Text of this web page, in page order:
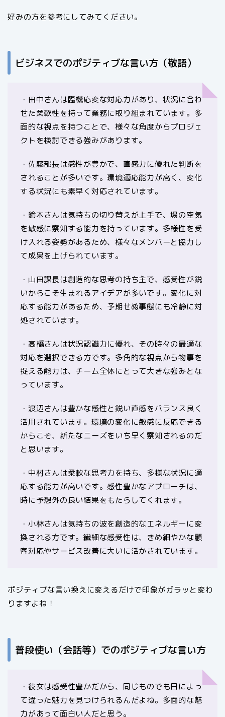
好みの方を参考にしてみてください。
ビジネスでのポジティブな言い方（敬語）
・田中さんは臨機応変な対応力があり、状況に合わ
せた柔軟性を持って業務に取り組まれています。多
面的な視点を持つことで、様々な角度からプロジェ
クトを検討できる強みがあります。
・佐藤部長は感性が豊かで、直感力に優れた判断を
されることが多いです。環境適応能力が高く、変化
する状況にも素早く対応されています。
・鈴木さんは気持ちの切り替えが上手で、場の空気
を敏感に察知する能力を持っています。多様性を受
け入れる姿勢があるため、様々なメンバーと協力し
て成果を上げられています。
・山田課長は創造的な思考の持ち主で、感受性が鋭
いからこそ生まれるアイデアが多いです。変化に対
応する能力があるため、予期せぬ事態にも冷静に対
処されています。
・高橋さんは状況認識力に優れ、その時々の最適な
対応を選択できる方です。多角的な視点から物事を
捉える能力は、チーム全体にとって大きな強みとな
っています。
・渡辺さんは豊かな感性と鋭い直感をバランス良く
活用されています。環境の変化に敏感に反応できる
からこそ、新たなニーズをいち早く察知されるのだ
と思います。
・中村さんは柔軟な思考力を持ち、多様な状況に適
応する能力が高いです。感性豊かなアプローチは、
時に予想外の良い結果をもたらしてくれます。
・小林さんは気持ちの波を創造的なエネルギーに変
換される方です。繊細な感受性は、きめ細やかな顧
客対応やサービス改善に大いに活かされています。
ポジティブな言い換えに変えるだけで印象がガラッと変わ
りますよね！
普段使い（会話等）でのポジティブな言い方
・彼女は感受性豊かだから、同じものでも日によっ
て違った魅力を見つけられるんだよね。多面的な魅
力があって面白い人だと思う。